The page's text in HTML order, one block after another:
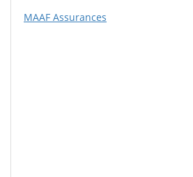
MAAF Assurances